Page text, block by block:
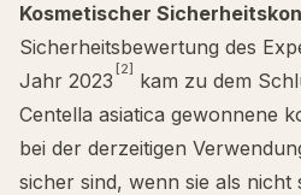
Kosmetischer
Sicherheitsbewertung des
Jahr 2023 [2] kam zu dem
Centella asiatica gewonnene
bei der derzeitigen
sicher sind, wenn sie als nicht